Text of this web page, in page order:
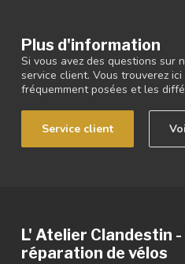
Plus d'information
Si vous avez des questions sur
service client. Vous trouverez
fréquemment posées et les
Service client
L' Atelier Clandestin
réparation de vélos